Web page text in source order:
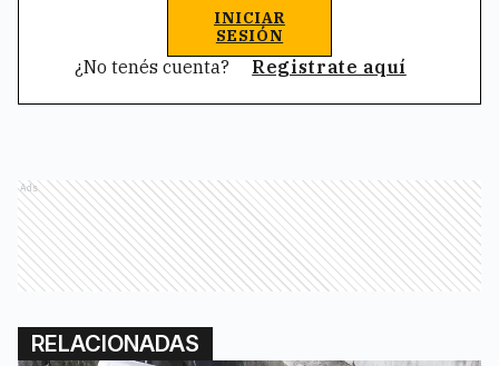
INICIAR
SESIÓN
¿No tenés cuenta? Registrate aquí
Ads
RELACIONADAS